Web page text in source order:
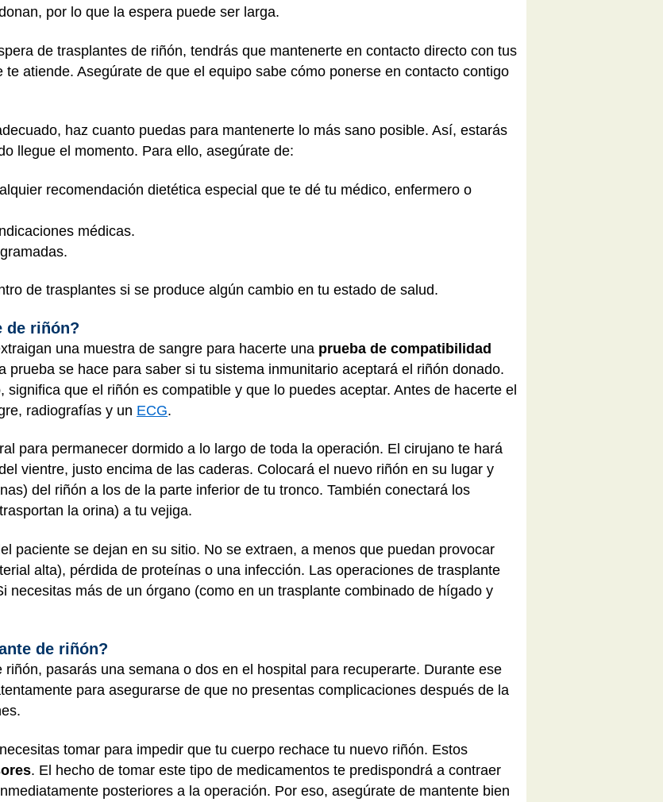
por lo que la espera puede ser larga.
de trasplantes de riñón, tendrás que mantenerte en contacto directo con tus
atiende. Asegúrate de que el equipo sabe cómo ponerse en contacto contigo
haz cuanto puedas para mantenerte lo más sano posible. Así, estarás
llegue el momento. Para ello, asegúrate de:
recomendación dietética especial que te dé tu médico, enfermero o
médicas.
de trasplantes si se produce algún cambio en tu estado de salud.
de riñón?
una muestra de sangre para hacerte una prueba de compatibilidad
prueba se hace para saber si tu sistema inmunitario aceptará el riñón donado.
que el riñón es compatible y que lo puedes aceptar. Antes de hacerte el
radiografías y un ECG.
para permanecer dormido a lo largo de toda la operación. El cirujano te hará
vientre, justo encima de las caderas. Colocará el nuevo riñón en su lugar y
del riñón a los de la parte inferior de tu tronco. También conectará los
la orina) a tu vejiga.
paciente se dejan en su sitio. No se extraen, a menos que puedan provocar
alta), pérdida de proteínas o una infección. Las operaciones de trasplante
necesitas más de un órgano (como en un trasplante combinado de hígado y
de riñón?
pasarás una semana o dos en el hospital para recuperarte. Durante ese
para asegurarse de que no presentas complicaciones después de la
tomar para impedir que tu cuerpo rechace tu nuevo riñón. Estos
. El hecho de tomar este tipo de medicamentos te predispondrá a contraer
posteriores a la operación. Por eso, asegúrate de mantente bien